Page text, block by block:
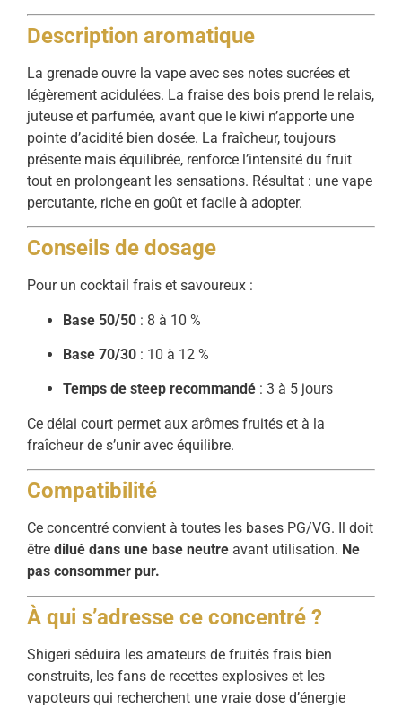
Description aromatique
La grenade ouvre la vape avec ses notes sucrées et
légèrement acidulées. La fraise des bois prend le relais,
juteuse et parfumée, avant que le kiwi n’apporte une
pointe d’acidité bien dosée. La fraîcheur, toujours
présente mais équilibrée, renforce l’intensité du fruit
tout en prolongeant les sensations. Résultat : une vape
percutante, riche en goût et facile à adopter.
Conseils de dosage
Pour un cocktail frais et savoureux :
Base 50/50 : 8 à 10 %
Base 70/30 : 10 à 12 %
Temps de steep recommandé : 3 à 5 jours
Ce délai court permet aux arômes fruités et à la
fraîcheur de s’unir avec équilibre.
Compatibilité
Ce concentré convient à toutes les bases PG/VG. Il doit
être dilué dans une base neutre avant utilisation. Ne
pas consommer pur.
À qui s’adresse ce concentré ?
Shigeri séduira les amateurs de fruités frais bien
construits, les fans de recettes explosives et les
vapoteurs qui recherchent une vraie dose d’énergie